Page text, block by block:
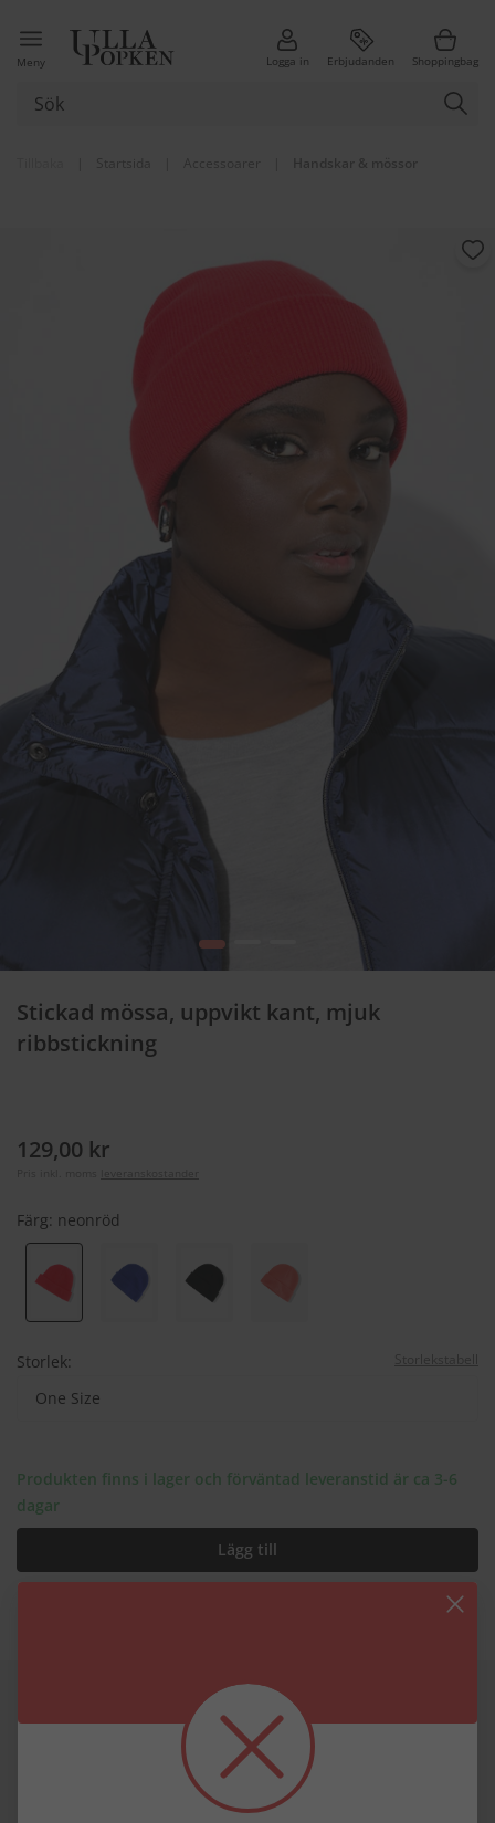
Meny Logga in Erbjudanden Shoppingbag
1
Stickad mössa, uppvikt kant, mjuk
ribbstickning
129,00 kr
Färg: neonröd
Storlek:
One Size
Produkten finns i lager och förväntad leveranstid är ca 3-6
dagar
Lägg till
Produktdetaljer
Produktinformation
mjuk finstickning